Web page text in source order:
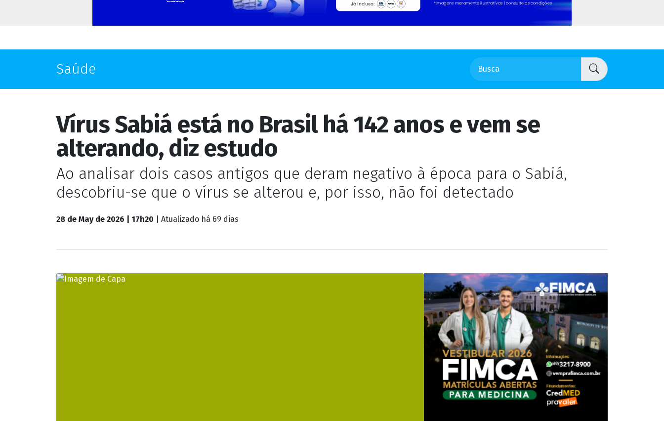
Saúde
Vírus Sabiá está no Brasil há 142 anos e vem se
alterando, diz estudo
Ao analisar dois casos antigos que deram negativo à época para o Sabiá,
descobriu-se que o vírus se alterou e, por isso, não foi detectado
28 de May de 2026 | 17h20 | Atualizado há 69 dias